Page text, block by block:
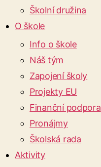
Školní družina
O škole
Info o škole
Náš tým
Zapojení školy
Projekty EU
Finanční podpora
Pronájmy
Školská rada
Aktivity